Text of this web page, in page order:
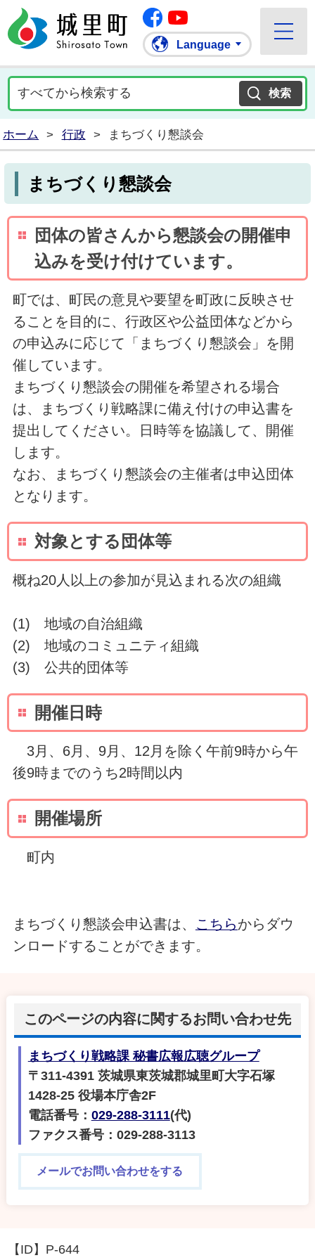
城里町ホームページ
Facebook
Language
ホーム > 行政 > まちづくり懇談会
まちづくり懇談会
団体の皆さんから懇談会の開催申
込みを受け付けています。
町では、町民の意見や要望を町政に反映させ
ることを目的に、行政区や公益団体などから
の申込みに応じて「まちづくり懇談会」を開
催しています。
まちづくり懇談会の開催を希望される場合
は、まちづくり戦略課に備え付けの申込書を
提出してください。日時等を協議して、開催
します。
なお、まちづくり懇談会の主催者は申込団体
となります。
対象とする団体等
概ね20人以上の参加が見込まれる次の組織
(1) 地域の自治組織
(2) 地域のコミュニティ組織
(3) 公共的団体等
開催日時
3月、6月、9月、12月を除く午前9時から午
後9時までのうち2時間以内
開催場所
町内
まちづくり懇談会申込書は、 こちらからダウ
ンロードすることができます。
このページの内容に関するお問い合わせ先
まちづくり戦略課 秘書広報広聴グループ
〒311-4391 茨城県東茨城郡城里町大字石塚
1428-25 役場本庁舎2F
電話番号： 029-288-3111(代)
ファクス番号：029-288-3113
メールでお問い合わせをする
【ID】 P-644